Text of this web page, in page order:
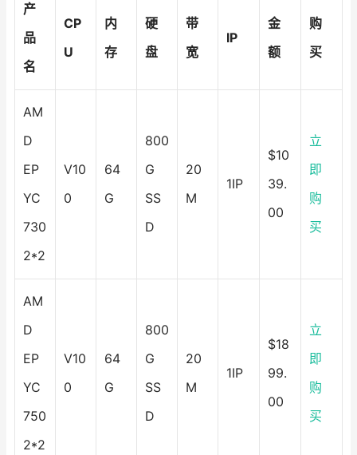
产
品
名
CP
U
内
存
硬
盘
带
宽
IP
金
额
购
买
AM
D
EP
YC
730
2*2
V10
0
64
G
800
G
SS
D
20
M
1IP
$10
39.
00
立
即
购
买
AM
D
EP
YC
750
2*2
V10
0
64
G
800
G
SS
D
20
M
1IP
$18
99.
00
立
即
购
买